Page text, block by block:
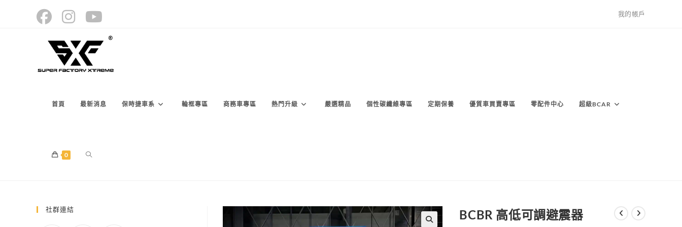
我的帳戶
首頁 最新消息 保時捷車系 輪框專區 商務車專區 熱門升級 嚴選精品 個性碳纖維專區 定期保養 優質車買賣專區 零配件中心 超級BCAR
0 TOGGLE
BCBR 高低可調避震器
社群連結